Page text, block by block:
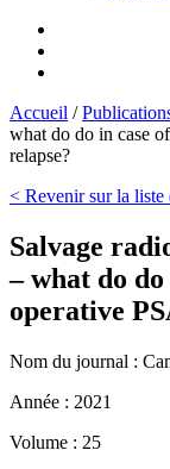
Accueil /
what do do in case
relapse?
< Revenir sur la liste
Salvage
– what do
operative
Nom du journal :
Année : 2021
Volume : 25